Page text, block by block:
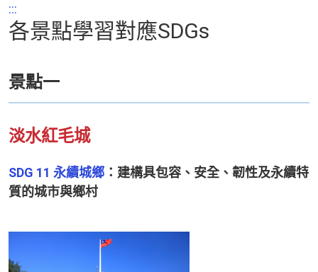
:::
各景點學習對應SDGs
景點一
淡水紅毛城
SDG 11 永續城鄉 ：建構具包容、安全、韌性及永續特
質的城市與鄉村